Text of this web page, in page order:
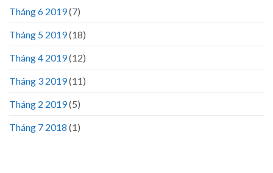
Tháng 6 2019(7)
Tháng 5 2019(18)
Tháng 4 2019(12)
Tháng 3 2019(11)
Tháng 2 2019(5)
Tháng 7 2018 (1)